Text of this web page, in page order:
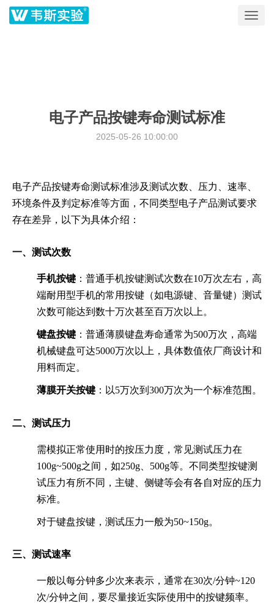
电子产品按键寿命测试标准
2025-05-26 10:00:00
电子产品按键寿命测试标准涉及测试次数、压力、速率、
环境条件及判定标准等方面，不同类型电子产品测试要求
存在差异，以下为具体介绍：
一、测试次数
手机按键 ：普通手机按键测试次数在10万次左右，高
端耐用型手机的常用按键（如电源键、音量键）测试
次数可能达到数十万次甚至百万次以上。
键盘按键 ：普通薄膜键盘寿命通常为500万次，高端
机械键盘可达5000万次以上，具体数值依厂商设计和
用料而定。
薄膜开关按键 ：以5万次到300万次为一个标准范围。
二、测试压力
需模拟正常使用时的按压力度，常见测试压力在
100g~500g之间，如250g、500g等。不同类型按键测
试压力有所不同，主键、侧键等会有各自对应的压力
标准。
对于键盘按键，测试压力一般为50~150g。
三、测试速率
一般以每分钟多少次来表示，通常在30次/分钟~120
次/分钟之间，要尽量接近实际使用中的按键频率。